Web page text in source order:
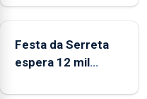
governo ao folclore
Festa da Serreta
espera 12 mil